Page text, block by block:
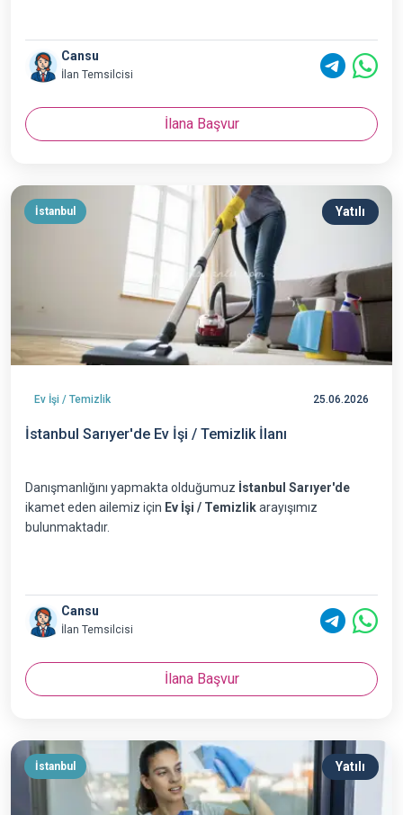
Cansu
İlan Temsilcisi
İlana Başvur
İstanbul Yatılı
Ev İşi / Temizlik 25.06.2026
İstanbul Sarıyer'de Ev İşi / Temizlik İlanı
Danışmanlığını yapmakta olduğumuz
İstanbul Sarıyer'de
ikamet eden ailemiz için Ev İşi / Temizlikarayışımız
bulunmaktadır.
Cansu
İlan Temsilcisi
İlana Başvur
İstanbul Yatılı